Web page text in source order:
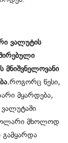
ვალუტის
მნიშვნელოვანი
როგორც წესი,
მყარდება,
დოლარი მხოლოდ
გამყარდა